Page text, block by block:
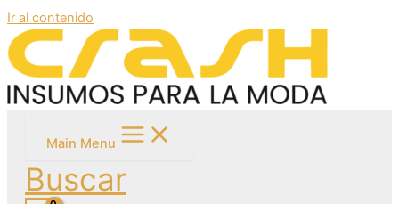
Ir al contenido
Main Menu
Buscar